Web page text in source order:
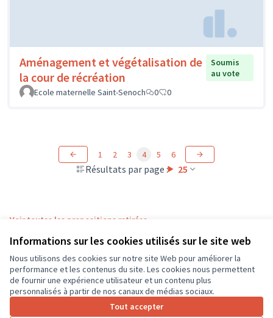
Informations sur les cookies utilisés sur le site web
Nous utilisons des cookies sur notre site Web pour améliorer la
performance et les contenus du site. Les cookies nous permettent
de fournir une expérience utilisateur et un contenu plus
personnalisés à partir de nos canaux de médias sociaux.
Tout accepter
Aménagement et végétalisation de
la cour de récréation
Soumis
au vote
Ecole maternelle Saint-Senoch
0 0
Résultats par page : 25
1 2 3 4 5 6
Voir toutes les propositions retirées
Conditions d'utilisation
Paramètres des cookies
CD37 sur X
(Lien externe)
CD37 sur Facebook
CD37 sur Instagram
CD37 sur YouTube
(Lien externe)